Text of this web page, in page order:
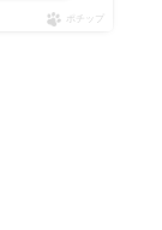
ポチップ